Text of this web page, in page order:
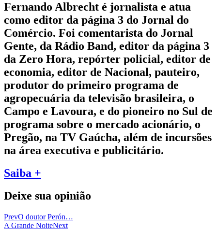
Fernando Albrecht é jornalista e atua
como editor da página 3 do Jornal do
Comércio. Foi comentarista do Jornal
Gente, da Rádio Band, editor da página 3
da Zero Hora, repórter policial, editor de
economia, editor de Nacional, pauteiro,
produtor do primeiro programa de
agropecuária da televisão brasileira, o
Campo e Lavoura, e do pioneiro no Sul de
programa sobre o mercado acionário, o
Pregão, na TV Gaúcha, além de incursões
na área executiva e publicitário.
Saiba +
Deixe sua opinião
PrevO doutor Perón…
A Grande NoiteNext